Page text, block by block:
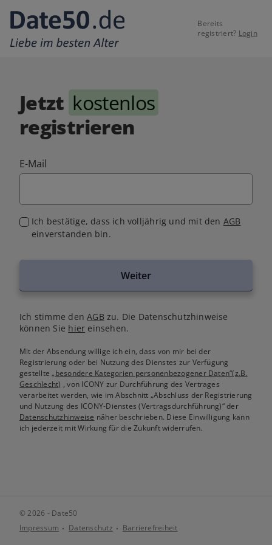
Bereits
registriert? Login
Jetzt kostenlos
registrieren
E-Mail
Ich bestätige, dass ich volljährig und mit den AGB
einverstanden bin.
Weiter
Ich stimme denAGB zu. Die Datenschutzhinweise
können Sie hier einsehen.
Mit der Absendung willige ich ein, dass von mir bei der
Registrierung oder bei Nutzung des Dienstes zur Verfügung
gestellte„besondere Kategorien personenbezogener Daten“(z.B.
Geschlecht) , von ICONY zur Durchführung des Vertrages
verarbeitet werden, wie im Abschnitt „Abschluss der Registrierung
und Nutzung des ICONY-Dienstes (Vertragsdurchführung)“ der
Datenschutzhinweise näher beschrieben. Diese Einwilligung kann
ich jederzeit mit Wirkung für die Zukunft widerrufen.
© 2026 - Date50
Impressum
Datenschutz Barrierefreiheit